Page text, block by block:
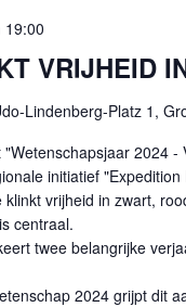
VRIJHEID
19:00
Lindenberg-Platz 1,
2024
initiatief
vrijheid in zwart,
centraal.
twee belangrijke
2024 grijpt dit